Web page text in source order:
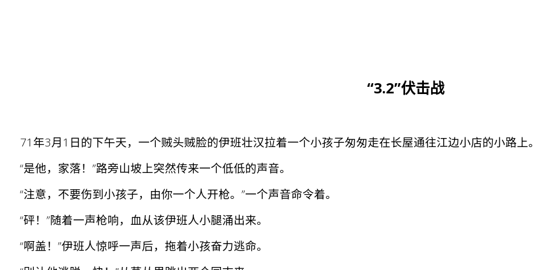
“3.2”伏击战
71年3月1日的下午天，一个贼头贼脸的伊班壮汉拉着一个小孩子匆匆走在长屋通往江边小店的小路上。
“是他，家落！”路旁山坡上突然传来一个低低的声音。
“注意，不要伤到小孩子，由你一个人开枪。”一个声音命令着。
“砰！”随着一声枪响，血从该伊班人小腿涌出来。
“啊盖！”伊班人惊呼一声后，拖着小孩奋力逃命。